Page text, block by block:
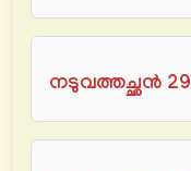
നടുവത്തച്ഛൻ 29